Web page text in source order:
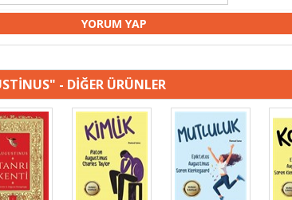
- DİĞER ÜRÜNLER